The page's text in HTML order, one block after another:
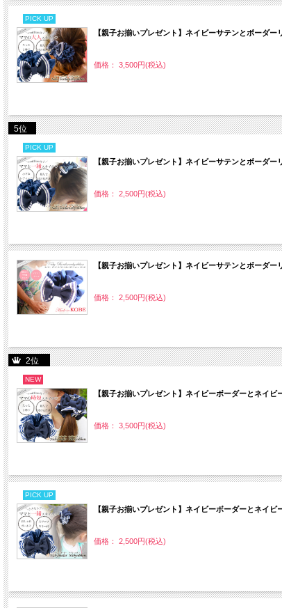
PICK UP
【親子お揃いプレゼント】ネイビーサテンとボーダ
価格： 3,500円(税込)
5位
PICK UP
【親子お揃いプレゼント】ネイビーサテンとボーダ
価格： 2,500円(税込)
【親子お揃いプレゼント】ネイビーサテンとボーダ
価格： 2,500円(税込)
2位
NEW
【親子お揃いプレゼント】ネイビーボーダーとネイ
価格： 3,500円(税込)
PICK UP
【親子お揃いプレゼント】ネイビーボーダーとネイ
価格： 2,500円(税込)